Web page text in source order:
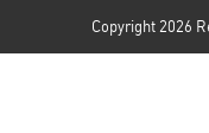
Copyright 2026